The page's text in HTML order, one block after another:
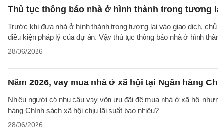
Thủ tục thông báo nhà ở hình thành trong tương
Trước khi đưa nhà ở hình thành trong tương lai vào giao dịch,
điều kiện pháp lý của dự án. Vậy thủ tục thông báo nhà ở hình
28/06/2026
Năm 2026, vay mua nhà ở xã hội tại Ngân hàng
Nhiều người có nhu cầu vay vốn ưu đãi để mua nhà ở xã hội
hàng Chính sách xã hội chịu lãi suất bao nhiêu?
28/06/2026